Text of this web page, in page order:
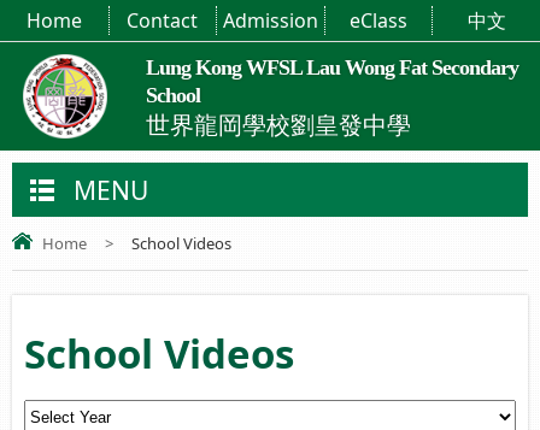
Lung Kong WFSL Lau Wong Fat Secondary
School
世界龍岡學校劉皇發中學
Home Contact Admission eClass 中文
MENU
Home > School Videos
School Videos